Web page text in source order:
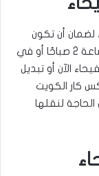
لضمان أن تكون
دائمًا في أيدٍ أمينة عند الحاجة. سواء كانت الساعة 2 صباحًا أو في
الآن أو تبديل
كار الكويت
لنقلها